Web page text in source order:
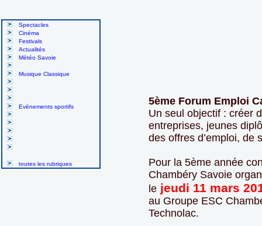
Spectacles
Cinéma
Festivals
Actualités
Météo Savoie
Musique Classique
Evènements sportifs
toutes les rubriques
5ème Forum Emploi
Un seul objectif : créer
entreprises, jeunes
des offres d’emploi, de
Pour la 5ème année
Chambéry Savoie
le jeudi 11 mars
au Groupe ESC
Technolac.